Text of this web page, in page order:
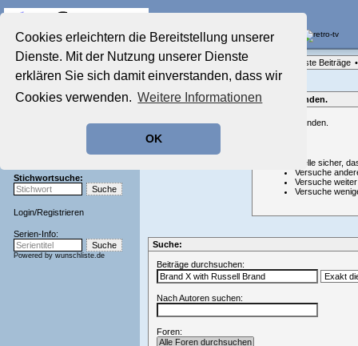
Cookies erleichtern die Bereitstellung unserer
Dienste. Mit der Nutzung unserer Dienste
erklären Sie sich damit einverstanden, dass wir
Cookies verwenden. Weitere Informationen
OK
Startseite
Aktuelles Forum
Film-Forum
Zeichentrick-Forum
Stichwortsuche:
Login/Registrieren
Serien-Info:
Powered by wunschliste.de
Forenliste • Themenübersicht Neueste Beiträge •
Nichts gefunden.
Nichts gefunden.
Stelle sicher,
Versuche
Versuche
Versuche
Suche:
Beiträge durchsuchen:
Nach Autoren suchen:
Foren: